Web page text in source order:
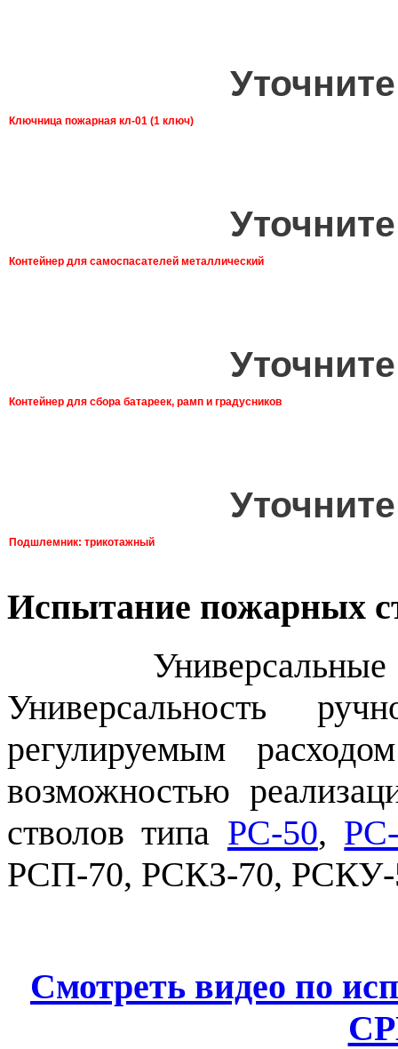
Ключница пожарная кл-01 (1 ключ)
Контейнер для самоспасателей металлический
Контейнер для сбора батареек, рамп и градусников
Подшлемник: трикотажный
Испытание пожарных
Универсальность
регулируемым
возможностью
стволов типа РС-50,
РСП-70, РСКЗ-70,
Смотреть видео по